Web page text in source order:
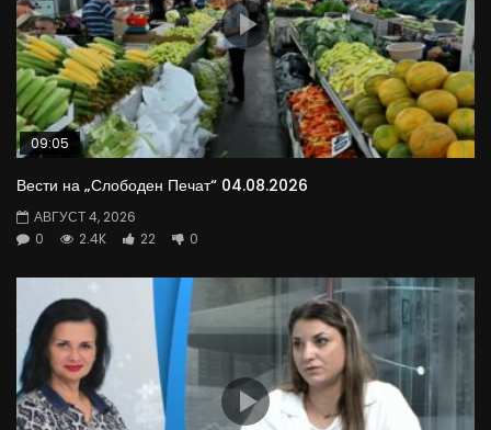
09:05
Вести на „Слободен Печат“ 04.08.2026
АВГУСТ 4, 2026
0
2.4K 22 0